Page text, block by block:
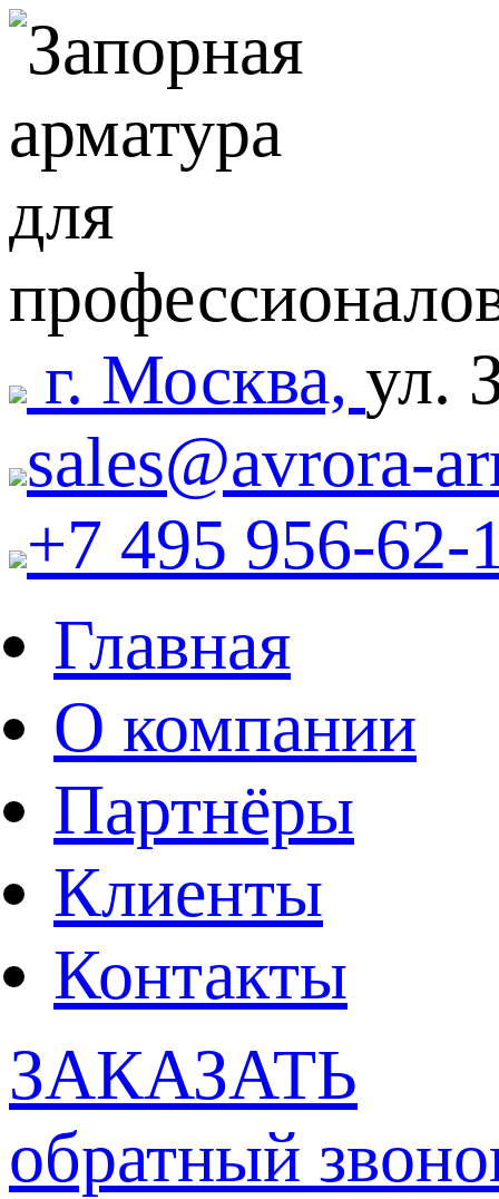
г. Москва, ул.
sales@avrora-
+7 495 956-62-
Главная
О компании
Партнёры
Клиенты
Контакты
ЗАКАЗАТЬ
обратный